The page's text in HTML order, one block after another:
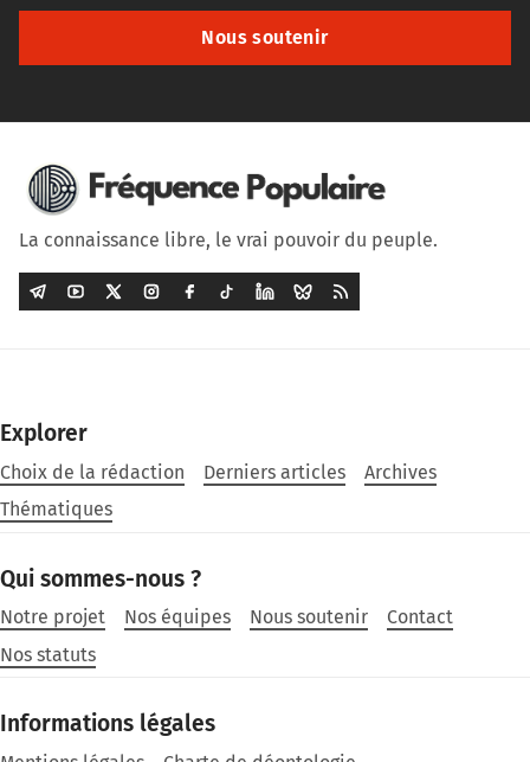
Nous soutenir
La connaissance libre, le vrai pouvoir du peuple.
Explorer
Choix de la rédaction Derniers articles
Archives
Thématiques
Qui sommes-nous ?
Notre projet Nos équipes Nous soutenir
Contact
Nos statuts
Informations légales